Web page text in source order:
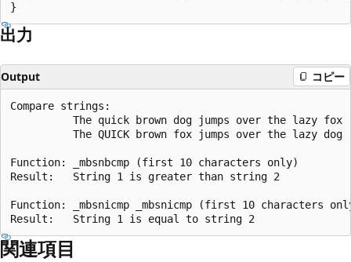
出力
Output コピー
Compare strings:
          The quick brown dog jumps over the lazy fox
          The QUICK brown fox jumps over the lazy dog
Function: _mbsnbcmp (first 10 characters only)
Result:   String 1 is greater than string 2
Function: _mbsnicmp _mbsnicmp (first 10 characters
関連項目